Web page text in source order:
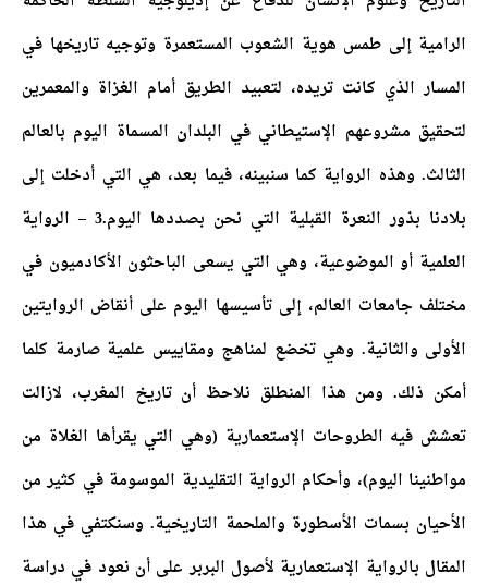
الرامية إلى طمس هوية الشعوب المستعمرة وتوجيه تاريخها في
المسار الذي كانت تريده، لتعبيد الطريق أمام الغزاة والمعمرين
لتحقيق مشروعهم الإستيطاني في البلدان المسماة اليوم بالعالم
الثالث. وهذه الرواية كما سنبينه، فيما بعد، هي التي أدخلت إلى
بلادنا بذور النعرة القبلية التي نحن بصددها اليوم.3 – الرواية
العلمية أو الموضوعية، وهي التي يسعى الباحثون الأكادميون في
مختلف جامعات العالم، إلى تأسيسها اليوم على أنقاض الروايتين
الأولى والثانية. وهي تخضع لمناهج ومقاييس علمية صارمة كلما
أمكن ذلك. ومن هذا المنطلق نلاحظ أن تاريخ المغرب، لازالت
تعشش فيه الطروحات الإستعمارية (وهي التي يقرأها الغلاة من
مواطنينا اليوم)، وأحكام الرواية التقليدية الموسومة في كثير من
الأحيان بسمات الأسطورة والملحمة التاريخية. وسنكتفي في هذا
المقال بالرواية الإستعمارية لأصول البربر على أن نعود في دراسة